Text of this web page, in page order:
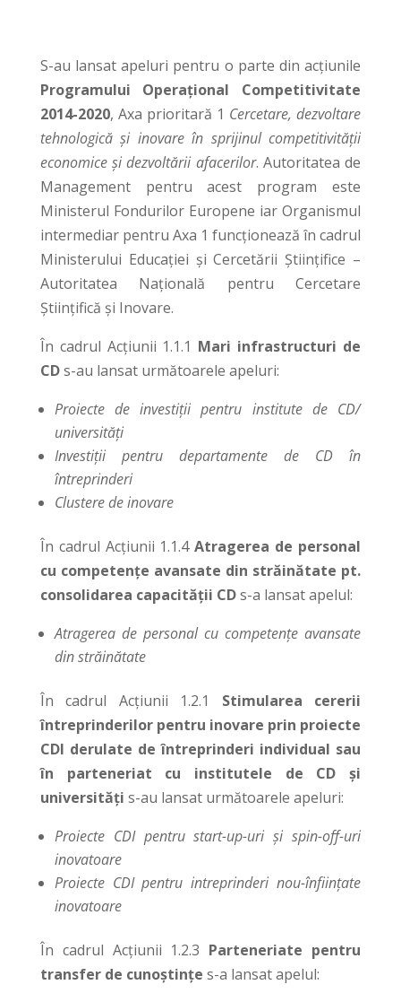
S-au lansat apeluri pentru o parte din acțiunile
Programului Operațional Competitivitate
2014-2020, Axa prioritară 1 Cercetare, dezvoltare
tehnologică și inovare în sprijinul competitivității
economice și dezvoltării afacerilor. Autoritatea de
Management pentru acest program este
Ministerul Fondurilor Europene iar Organismul
intermediar pentru Axa 1 funcţionează în cadrul
Ministerului Educaţiei și Cercetării Științifice –
Autoritatea Naţională pentru Cercetare
Știinţifică și Inovare.
În cadrul Acțiunii 1.1.1 Mari infrastructuri de
CDs-au lansat următoarele apeluri:
Proiecte de investiții pentru institute de CD/
universități
Investiții pentru departamente de CD în
întreprinderi
Clustere de inovare
În cadrul Acțiunii 1.1.4Atragerea de personal
cu competențe avansate din străinătate pt.
consolidarea capacității CDs-a lansat apelul:
Atragerea de personal cu competențe avansate
din străinătate
În cadrul Acțiunii 1.2.1 Stimularea cererii
întreprinderilor pentru inovare prin proiecte
CDI derulate de întreprinderi individual sau
în parteneriat cu institutele de CD și
universități s-au lansat următoarele apeluri:
Proiecte CDI pentru start-up-uri şi spin-off-uri
inovatoare
Proiecte CDI pentru intreprinderi nou-înființate
inovatoare
În cadrul Acțiunii 1.2.3 Parteneriate pentru
transfer de cunoştinţe s-a lansat apelul: